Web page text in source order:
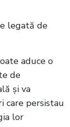
legată de
aduce o
de
și va
care persistau
lor